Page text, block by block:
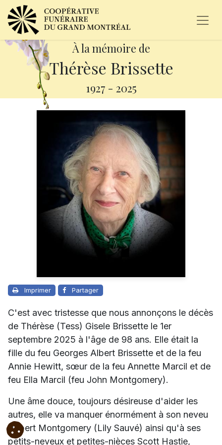
À la mémoire de
Thérèse Brissette
1927 - 2025
Imprimer Partager
C'est avec tristesse que nous annonçons le décès
de Thérèse (Tess) Gisele Brissette le 1er
septembre 2025 à l'âge de 98 ans. Elle était la
fille du feu Georges Albert Brissette et de la feu
Annie Hewitt, sœur de la feu Annette Marcil et de
feu Ella Marcil (feu John Montgomery).
Une âme douce, toujours désireuse d'aider les
autres, elle va manquer énormément à son neveu
Robert Montgomery (Lily Sauvé) ainsi qu'à ses
petits-neveux et petites-nièces Scott Hastie,